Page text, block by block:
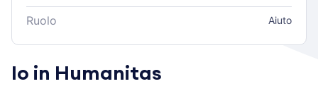
Ruolo Aiuto
Io in Humanitas